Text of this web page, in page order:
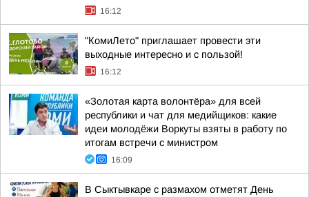
16:12
"КомиЛето" приглашает провести эти
выходные интересно и с пользой!
16:12
«Золотая карта волонтёра» для всей
республики и чат для медийщиков: какие
идеи молодёжи Воркуты взяты в работу по
итогам встречи с министром
16:09
В Сыктывкаре с размахом отметят День